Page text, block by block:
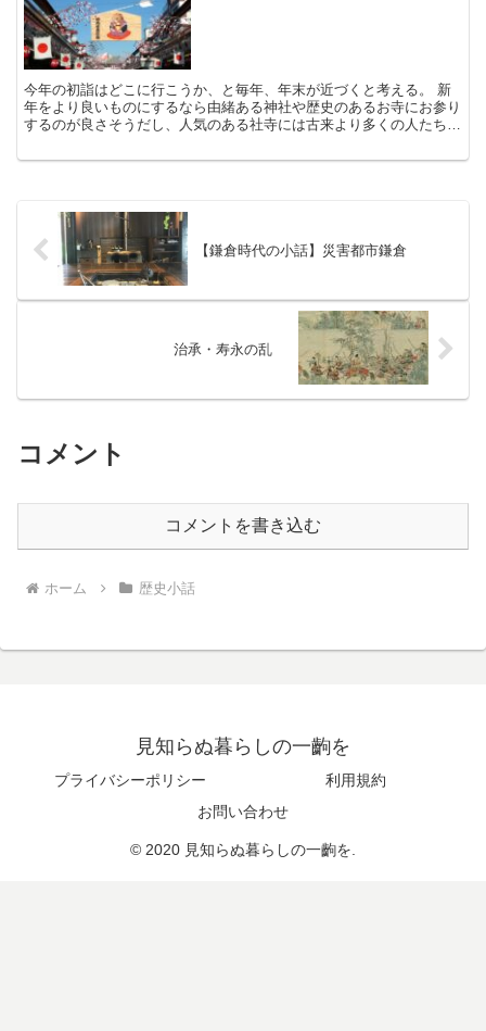
今年の初詣はどこに行こうか、と毎年、年末が近づくと考える。 新
年をより良いものにするなら由緒ある神社や歴史のあるお寺にお参り
するのが良さそうだし、人気のある社寺には古来より多くの人たちの
【鎌倉時代の小話】災害都市鎌倉
治承・寿永の乱
コメント
コメントを書き込む
ホーム 歴史小話
見知らぬ暮らしの一齣を
プライバシーポリシー
利用規約
お問い合わせ
© 2020 見知らぬ暮らしの一齣を.